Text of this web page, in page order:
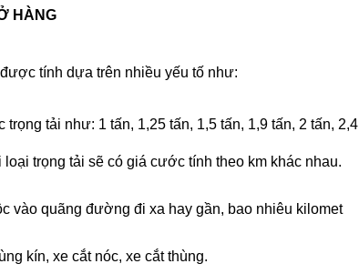
HÀNG
tính dựa trên nhiều yếu tố như:
tải như: 1 tấn, 1,25 tấn, 1,5 tấn, 1,9 tấn, 2 tấn, 2,4
loại trọng tải sẽ có giá cước tính theo km khác nhau.
vào quãng đường đi xa hay gần, bao nhiêu kilomet
kín, xe cắt nóc, xe cắt thùng.